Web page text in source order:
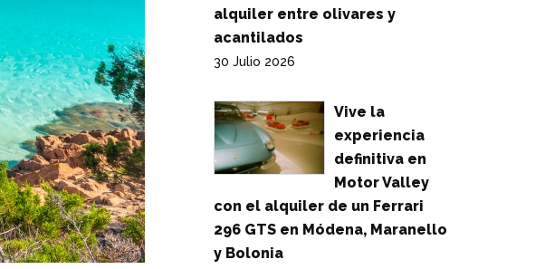
alquiler entre olivares y
acantilados
30 Julio 2026
Vive la
experiencia
definitiva en
Motor Valley
con el alquiler de un Ferrari
296 GTS en Módena, Maranello
y Bolonia